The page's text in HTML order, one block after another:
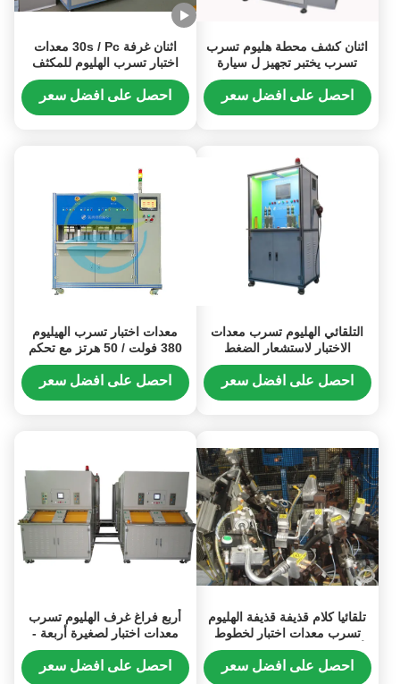
اثنان كشف محطة هليوم تسرب
تسرب يختبر تجهيز ل سيارة
توسع صمام
احصل على افضل سعر
اثنان غرفة 30s / Pc معدات
اختبار تسرب الهليوم للمكثف
والمبخر 1.5 * 10-5 Mbar.L / S
احصل على افضل سعر
التلقائي الهليوم تسرب معدات
الاختبار لاستشعار الضغط
الأساسية اختبار دورة
احصل على افضل سعر
معدات اختبار تسرب الهيليوم
380 فولت / 50 هرتز مع تحكم
PLC 8 محطة
احصل على افضل سعر
تلقائيا كلام قذيفة قذيفة الهليوم
تسرب معدات اختبار لخطوط
أنابيب مكيف الهواء دقة 1.0E-
5mbar.l / ثانية
احصل على افضل سعر
أربع فراغ غرف الهليوم تسرب
معدات اختبار لصغيرة أربعة -
صمام الطريق
احصل على افضل سعر